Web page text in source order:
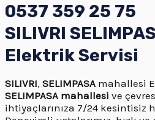
0537 359 25 75
SILIVRI
Elektrik Servisi
SILIVRI, SELIMPASA mahallesi
SELIMPASA mahallesi ve
ihtiyaçlarınıza 7/24 kesintisiz